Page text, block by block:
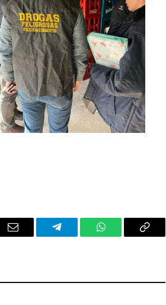
Email Telegram WhatsAppCopy